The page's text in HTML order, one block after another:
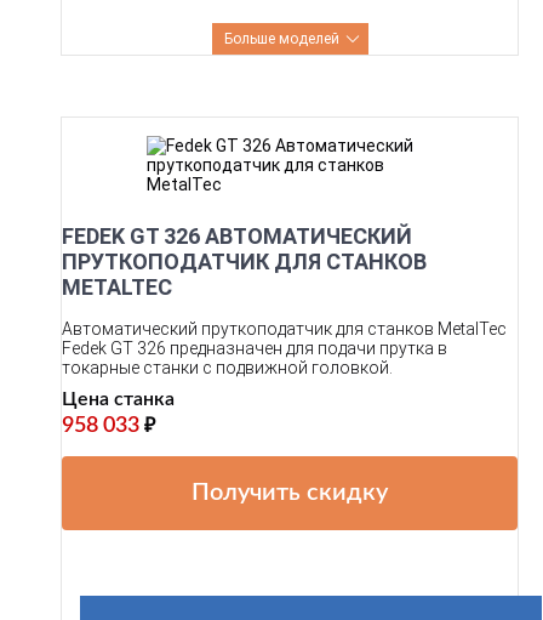
Больше моделей
FEDEK GT 326 АВТОМАТИЧЕСКИЙ
ПРУТКОПОДАТЧИК ДЛЯ СТАНКОВ
METALTEC
Автоматический пруткоподатчик для станков MetalTec
Fedek GT 326 предназначен для подачи прутка в
токарные станки с подвижной головкой.
Цена станка
958 033 ₽
Получить скидку